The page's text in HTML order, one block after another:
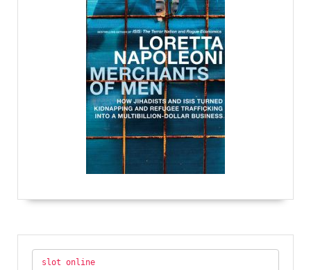
slot online